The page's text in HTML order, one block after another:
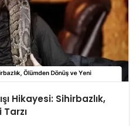
Hikayesi: Sihirbazlık,